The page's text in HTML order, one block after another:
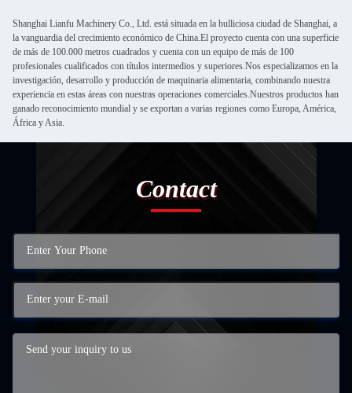
Shanghai Lianfu Machinery Co., Ltd. está situada en la bulliciosa ciudad de Shanghai, a
la vanguardia del crecimiento económico de China.El proyecto cuenta con una superficie
de más de 100.000 metros cuadrados y cuenta con un equipo de más de 100
profesionales cualificados con títulos intermedios y superiores.Nos especializamos en la
investigación, desarrollo y producción de maquinaria alimentaria, combinando nuestra
experiencia en estas áreas con nuestras operaciones comerciales.Nuestros productos han
ganado reconocimiento mundial y se exportan a varias regiones como Europa, América,
África y Asia.
Contact